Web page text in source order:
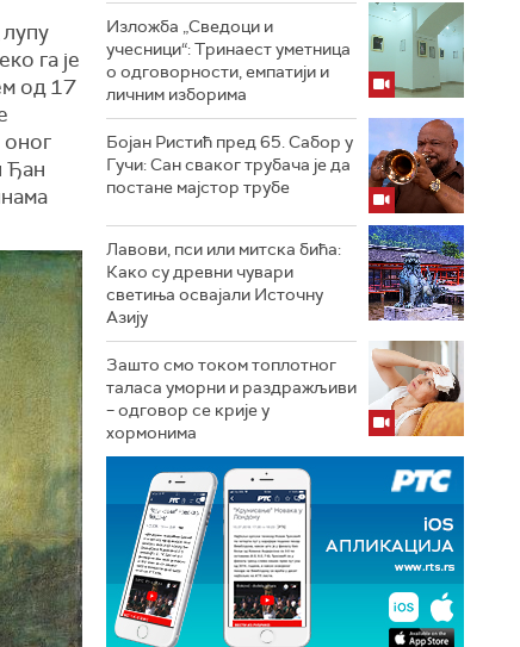
га је
од 17
оног
Ђан
Изложба „Сведоци и
учесници“: Тринаест уметница
о одговорности, емпатији и
личним изборима
Бојан Ристић пред 65. Сабор у
Гучи: Сан сваког трубача је да
постане мајстор трубе
Лавови, пси или митска бића:
Како су древни чувари
светиња освајали Источну
Азију
Зашто смо током топлотног
таласа уморни и раздражљиви
– одговор се крије у
хормонима